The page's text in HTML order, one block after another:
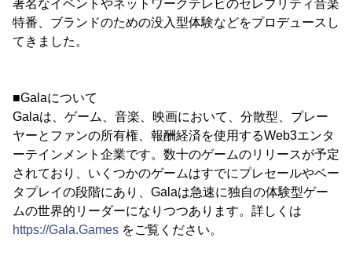
著名なイベントやネットワークテレビのセレブリティ音楽
特番、ブランドのための没入型体験などをプロデュースし
てきました。
■Galaについて
Galaは、ゲーム、音楽、映画において、分散型、プレー
ヤーとファンの所有権、報酬経済を使用するWeb3エンタ
ーテインメント企業です。数十のゲームのリリースが予定
されており、いくつかのゲームはすでにプレセールやベー
タプレイの段階にあり、Galaは急速に独自の体験型ゲー
ムの世界的リーダーになりつつあります。詳しくは
https://Gala.Games をご覧ください。